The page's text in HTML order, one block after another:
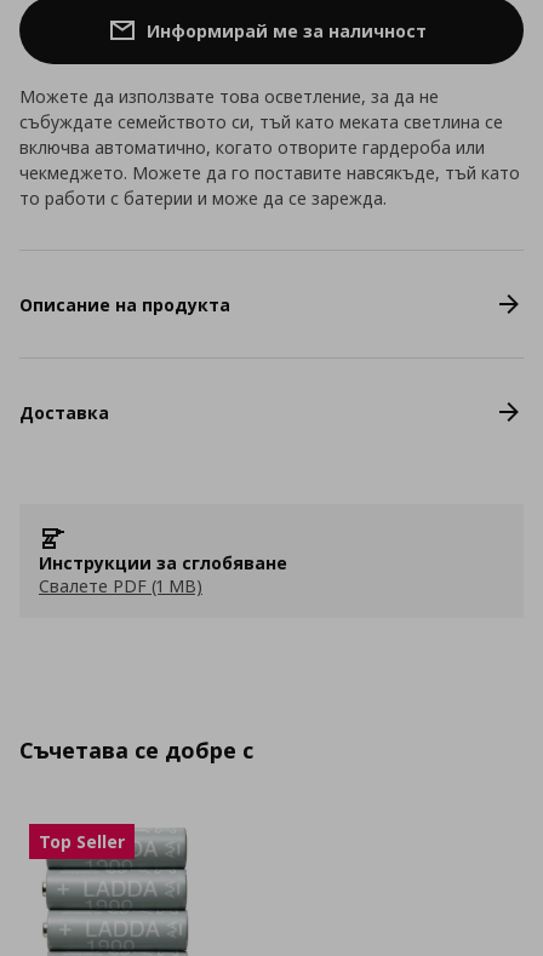
Информирай ме за наличност
Можете да използвате това осветление, за да не
събуждате семейството си, тъй като меката светлина се
включва автоматично, когато отворите гардероба или
чекмеджето. Можете да го поставите навсякъде, тъй като
то работи с батерии и може да се зарежда.
Описание на продукта
Доставка
Инструкции за сглобяване
Свалете PDF (1 MB)
Съчетава се добре с
Top Seller